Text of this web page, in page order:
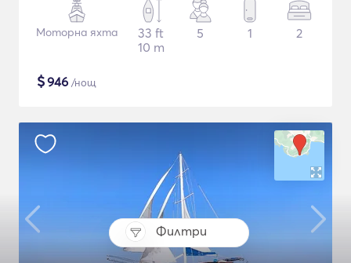
Филтри
Моторна яхта
33 ft
10 m
5 1 2
$946 /нощ